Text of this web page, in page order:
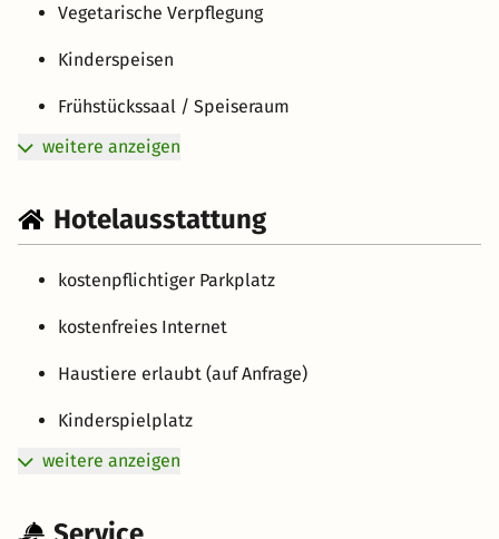
Vegetarische Verpflegung
Kinderspeisen
Frühstückssaal / Speiseraum
weitere anzeigen
Hotelausstattung
kostenpflichtiger Parkplatz
kostenfreies Internet
Haustiere erlaubt (auf Anfrage)
Kinderspielplatz
weitere anzeigen